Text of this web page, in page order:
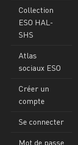
Collection
ESO HAL-
SHS
Atlas
sociaux ESO
Créer un
compte
Se connecter
Mot de passe